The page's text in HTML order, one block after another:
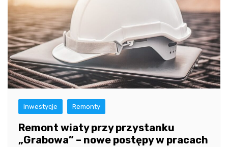
Inwestycje Remonty
Remont wiaty przy przystanku
„Grabowa” – nowe postępy w pracach